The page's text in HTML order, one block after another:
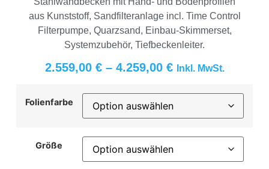
aus Kunststoff, Sandfilteranlage incl. Time Control
Filterpumpe, Quarzsand, Einbau-Skimmerset,
Systemzubehör, Tiefbeckenleiter.
2.559,00 €– 4.259,00 € Inkl. MwSt.
Folienfarbe
Größe